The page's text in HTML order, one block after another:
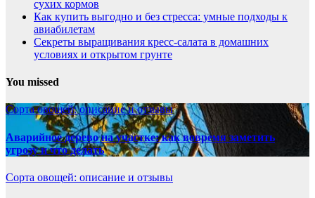
сухих кормов
Как купить выгодно и без стресса: умные подходы к
авиабилетам
Секреты выращивания кресс-салата в домашних
условиях и открытом грунте
You missed
Сорта овощей: описание и отзывы
Аварийное дерево на участке: как вовремя заметить
угрозу и что делать
Сорта овощей: описание и отзывы